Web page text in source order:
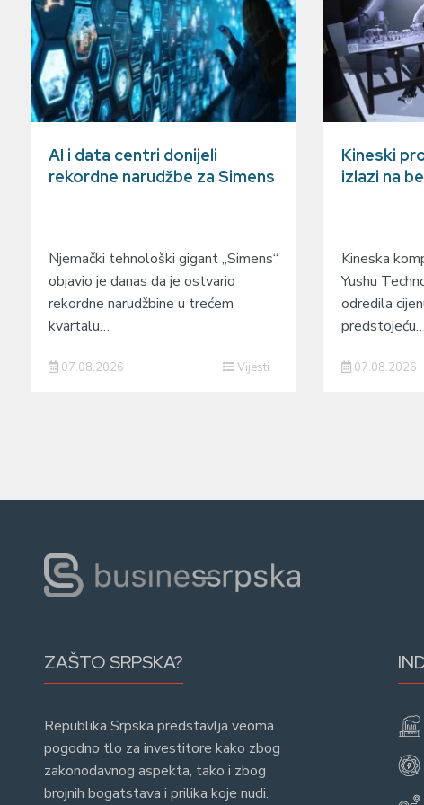
AI i data centri donijeli
rekordne narudžbe za Simens
Njemački tehnološki gigant „Simens“
objavio je danas da je ostvario
rekordne narudžbine u trećem
kvartalu…
07.08.2026 Vijesti
Kineski
izlazi na
Kineska
Yushu
odredila
predstojeću…
07.08.2026
ZAŠTO SRPSKA?
Republika Srpska predstavlja veoma
pogodno tlo za investitore kako zbog
zakonodavnog aspekta, tako i zbog
brojnih bogatstava i prilika koje nudi.